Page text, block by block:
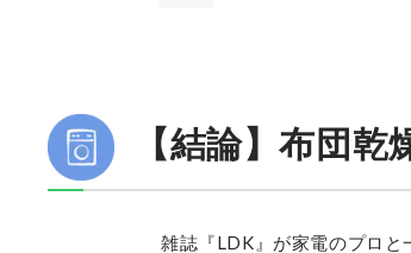
【結論】布団
雑誌『LDK』が家電のプロと